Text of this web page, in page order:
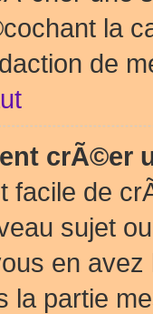
la
de
crÃ©er
facile de
sujet
en
la partie